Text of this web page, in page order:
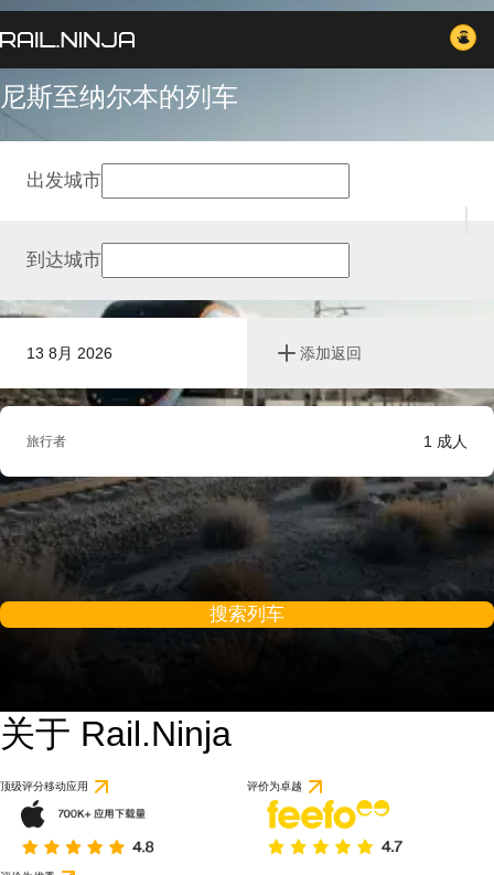
尼斯至纳尔本的列车
13 8月 2026 添加返回
出发城市
到达城市
旅行者 1 成人
搜索列车
关于 Rail.Ninja
顶级评分移动应用 评价为卓越